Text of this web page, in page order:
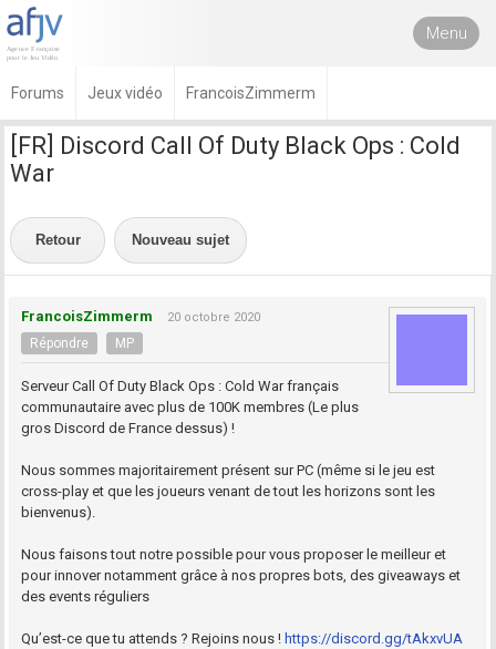
Menu
Forums Jeux vidéo FrancoisZimmerm
[FR] Discord Call Of Duty Black Ops : Cold
War
Retour Nouveau sujet
FrancoisZimmerm 20 octobre 2020
Répondre MP
Serveur Call Of Duty Black Ops : Cold War français
communautaire avec plus de 100K membres (Le plus
gros Discord de France dessus) !
Nous sommes majoritairement présent sur PC (même si le jeu est
cross-play et que les joueurs venant de tout les horizons sont les
bienvenus).
Nous faisons tout notre possible pour vous proposer le meilleur et
pour innover notamment grâce à nos propres bots, des giveaways et
des events réguliers
Qu’est-ce que tu attends ? Rejoins nous ! https://discord.gg/tAkxvUA